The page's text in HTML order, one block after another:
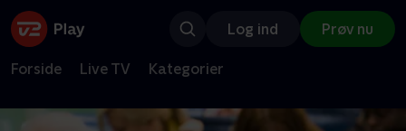
Log ind Prøv nu
Forside Live TV Kategorier